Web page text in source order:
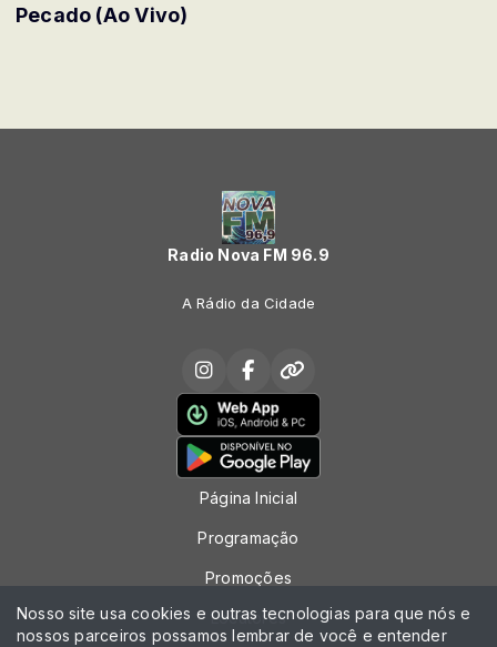
Pecado (Ao Vivo)
Radio Nova FM 96.9
A Rádio da Cidade
Página Inicial
Programação
Promoções
Locutores
Nosso site usa cookies e outras tecnologias para que nós e
nossos parceiros possamos lembrar de você e entender